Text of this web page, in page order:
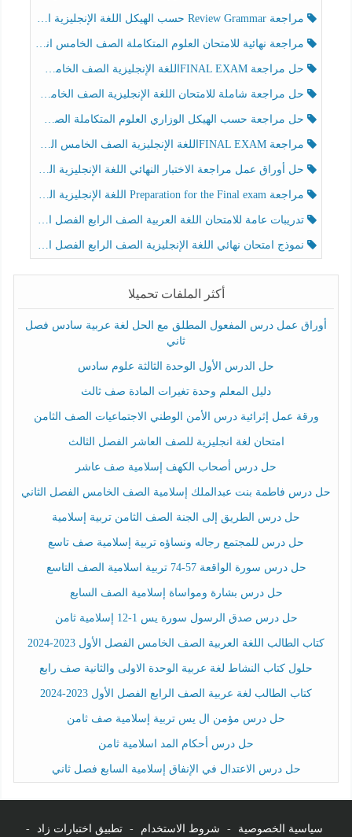
مراجعة Review Grammar حسب الهيكل اللغة الإنجليزية الصف الخامس الفصل الثالث
مراجعة نهائية للامتحان العلوم المتكاملة الصف الخامس انسبير الفصل الثالث
حل مراجعة FINAL EXAMاللغة الإنجليزية الصف الخامس الفصل الثالث
حل مراجعة شاملة للامتحان اللغة الإنجليزية الصف الخامس الفصل الثالث
حل مراجعة حسب الهيكل الوزاري العلوم المتكاملة الصف الخامس عام الفصل الثالث
مراجعة FINAL EXAMاللغة الإنجليزية الصف الخامس الفصل الثالث
حل أوراق عمل مراجعة الاختبار النهائي اللغة الإنجليزية الصف الرابع الفصل الثالث
مراجعة Preparation for the Final exam اللغة الإنجليزية الصف الرابع الفصل الثالث
تدريبات عامة للامتحان اللغة العربية الصف الرابع الفصل الثالث
نموذج امتحان نهائي اللغة الإنجليزية الصف الرابع الفصل الثالث
أكثر الملفات تحميلا
أوراق عمل درس المفعول المطلق مع الحل لغة عربية سادس فصل
ثاني
حل الدرس الأول الوحدة الثالثة علوم سادس
دليل المعلم وحدة تغيرات المادة صف ثالث
ورقة عمل إثرائية درس الأمن الوطني الاجتماعيات الصف الثامن
امتحان لغة انجليزية للصف العاشر الفصل الثالث
حل درس أصحاب الكهف إسلامية صف عاشر
حل درس فاطمة بنت عبدالملك إسلامية الصف الخامس الفصل الثاني
حل درس الطريق إلى الجنة الصف الثامن تربية إسلامية
حل درس للمجتمع رجاله ونساؤه تربية إسلامية صف تاسع
حل درس سورة الواقعة 57-74 تربية اسلامية الصف التاسع
حل درس بشارة ومواساة إسلامية الصف السابع
حل درس صدق الرسول سورة يس 1-12 إسلامية ثامن
كتاب الطالب اللغة العربية الصف الخامس الفصل الأول 2023-2024
حلول كتاب النشاط لغة عربية الوحدة الاولى والثانية صف رابع
كتاب الطالب لغة عربية الصف الرابع الفصل الأول 2023-2024
حل درس مؤمن ال يس تربية إسلامية صف ثامن
حل درس أحكام المد اسلامية ثامن
حل درس الاعتدال في الإنفاق إسلامية السابع فصل ثاني
سياسية الخصوصية - شروط الاستخدام - تطبيق اختبارات زاد -